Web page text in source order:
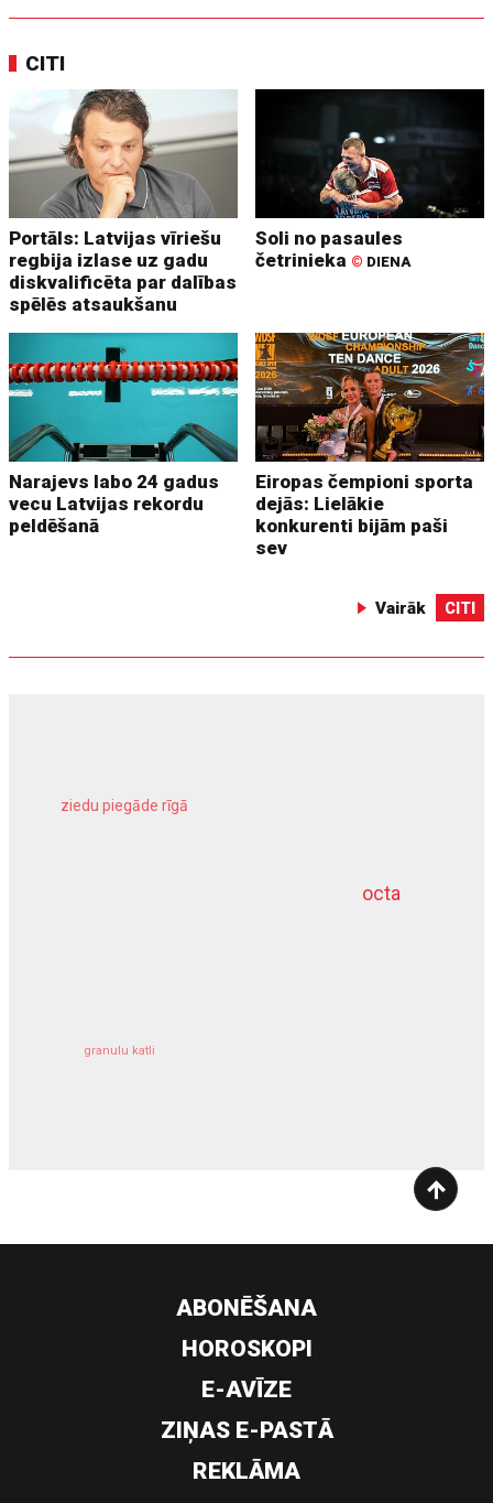
CITI
Portāls: Latvijas vīriešu
regbija izlase uz gadu
diskvalificēta par dalības
spēlēs atsaukšanu
Soli no pasaules
četrinieka © DIENA
Narajevs labo 24 gadus
vecu Latvijas rekordu
peldēšanā
Eiropas čempioni sporta
dejās: Lielākie
konkurenti bijām paši
sev
Vairāk CITI
octa
ziedu piegāde rīgā
granulu katli
dziļurbums
ABONĒŠANA
HOROSKOPI
E-AVĪZE
ZIŅAS E-PASTĀ
REKLĀMA